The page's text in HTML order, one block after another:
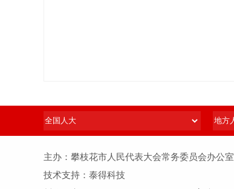
主办：攀枝花市人民代表大会常务委员会办公室
技术支持：泰得科技